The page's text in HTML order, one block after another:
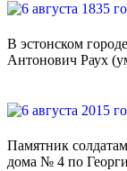
В эстонском
Антонович Раух
Памятник
дома № 4 по